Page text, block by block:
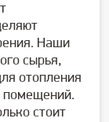
Наши
сырья,
отопления
помещений.
стоит